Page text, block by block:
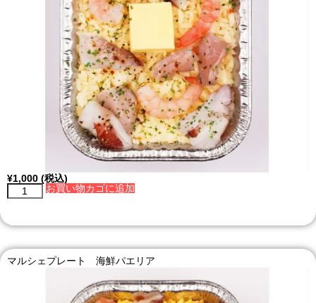
¥1,000 (税込)
お買い物カゴに追加
マルシェプレート 海鮮パエリア